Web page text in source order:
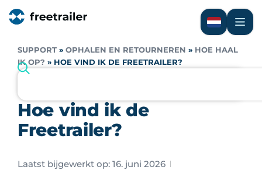
SUPPORT » OPHALEN EN RETOURNEREN » HOE HAAL
IK OP? » HOE VIND IK DE FREETRAILER?
Hoe vind ik de
Freetrailer?
Laatst bijgewerkt op: 16. juni 2026